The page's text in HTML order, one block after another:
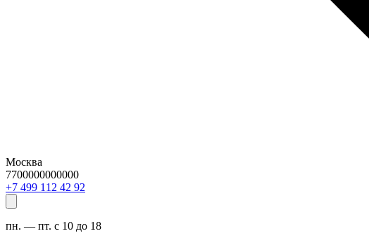
Москва
7700000000000
29 24 211 994 7+
пн. — пт. с 10 до 18